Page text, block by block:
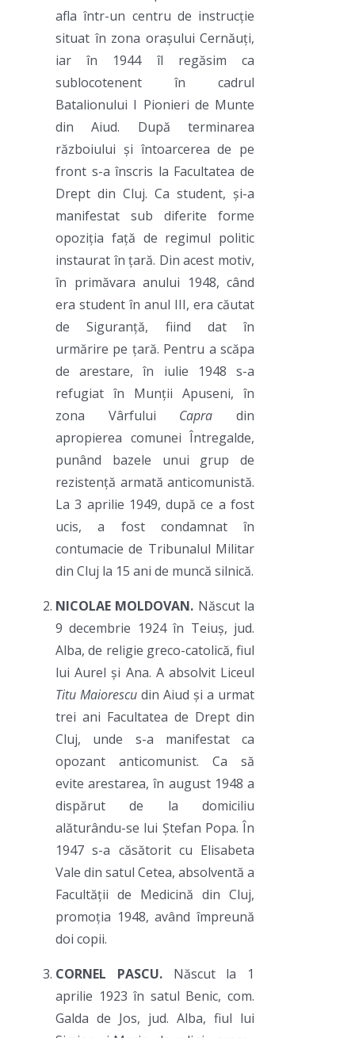
afla într-un centru de instrucție
situat în zona orașului Cernăuți,
iar în 1944 îl regăsim ca
sublocotenent în cadrul
Batalionului I Pionieri de Munte
din Aiud. După terminarea
războiului și întoarcerea de pe
front s-a înscris la Facultatea de
Drept din Cluj. Ca student, și-a
manifestat sub diferite forme
opoziția față de regimul politic
instaurat în țară. Din acest motiv,
în primăvara anului 1948, când
era student în anul III, era căutat
de Siguranță, fiind dat în
urmărire pe țară. Pentru a scăpa
de arestare, în iulie 1948 s-a
refugiat în Munții Apuseni, în
zona Vârfului Capra din
apropierea comunei Întregalde,
punând bazele unui grup de
rezistență armată anticomunistă.
La 3 aprilie 1949, după ce a fost
ucis, a fost condamnat în
contumacie de Tribunalul Militar
din Cluj la 15 ani de muncă silnică.
NICOLAE MOLDOVAN. Născut la
9 decembrie 1924 în Teiuș, jud.
Alba, de religie greco-catolică, fiul
lui Aurel și Ana. A absolvit Liceul
Titu Maiorescu din Aiud și a urmat
trei ani Facultatea de Drept din
Cluj, unde s-a manifestat ca
opozant anticomunist. Ca să
evite arestarea, în august 1948 a
dispărut de la domiciliu
alăturându-se lui Ștefan Popa. În
1947 s-a căsătorit cu Elisabeta
Vale din satul Cetea, absolventă a
Facultății de Medicină din Cluj,
promoția 1948, având împreună
doi copii.
CORNEL PASCU. Născut la 1
aprilie 1923 în satul Benic, com.
Galda de Jos, jud. Alba, fiul lui